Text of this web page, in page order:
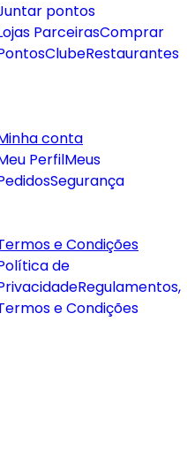
pontos
ParceirasComprar
ClubeRestaurantes
conta
PerfilMeus
Segurança
e Condições
de
Regulamentos,
e Condições